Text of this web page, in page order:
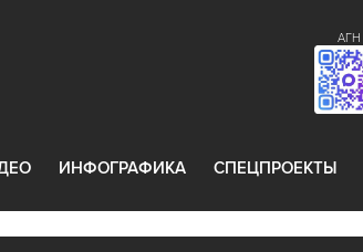
АГН
ИНФОГРАФИКА СПЕЦПРОЕКТЫ